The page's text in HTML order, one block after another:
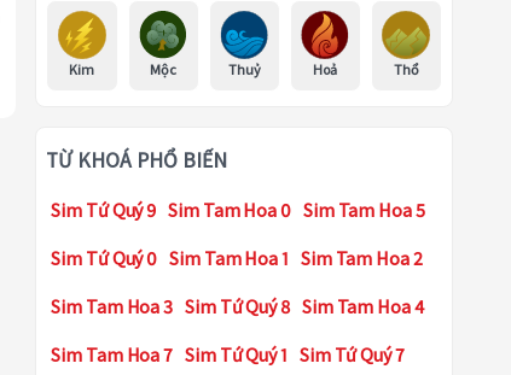
Kim Mộc Thuỷ Hoả Thổ
TỪ KHOÁ PHỔ BIẾN
Sim Tứ Quý 9 Sim Tam Hoa 0 Sim Tam Hoa 5
Sim Tứ Quý 0 Sim Tam Hoa 1 Sim Tam Hoa 2
Sim Tam Hoa 3 Sim Tứ Quý 8 Sim Tam Hoa 4
Sim Tam Hoa 7 Sim Tứ Quý 1 Sim Tứ Quý 7